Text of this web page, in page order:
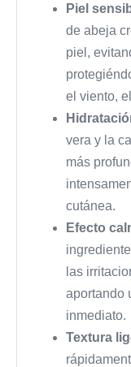
Piel
de abeja
piel,
el viento,
vera y la
más
cutánea.
Efecto
las
aportando
inmediato.
Textura